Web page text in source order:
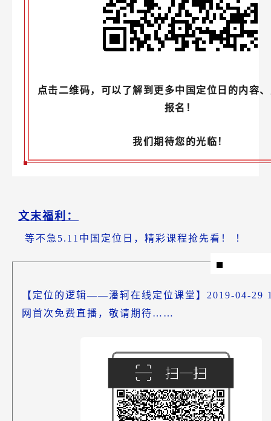
点击二维码，可以了解到更多中国定位日的内容
报名！
我们期待您的光临！
文末福利：
等不急5.11中国定位日，精彩课程抢先看！ ！
【定位的逻辑——潘轲在线定位课堂】2019-04-29
网首次免费直播，敬请期待……